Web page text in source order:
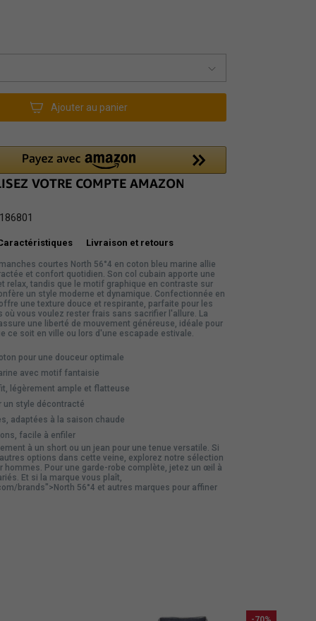
Ajouter au panier
Livraison et retours
courtes North 56°4 en coton bleu marine allie
et confort quotidien. Son col cubain apporte une
relax, tandis que le motif graphique en contraste sur
un style moderne et dynamique. Confectionnée en
une texture douce et respirante, parfaite pour les
où vous voulez rester frais sans sacrifier l'allure. La
une liberté de mouvement généreuse, idéale pour
ce soit en ville ou lors d'une escapade estivale.
pour une douceur optimale
avec motif fantaisie
légèrement ample et flatteuse
un style décontracté
adaptées à la saison chaude
facile à enfiler
à un short ou un jean pour une tenue versatile. Si
options dans cette veine, explorez notre sélection
hommes. Pour une garde-robe complète, jetez un œil à
Et si la marque vous plaît,
brands">North 56°4 et autres marques pour affiner